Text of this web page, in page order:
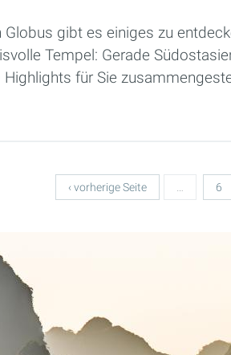
Globus gibt es einiges zu
Tempel: Gerade
für Sie
‹ vorherige Seite … 6